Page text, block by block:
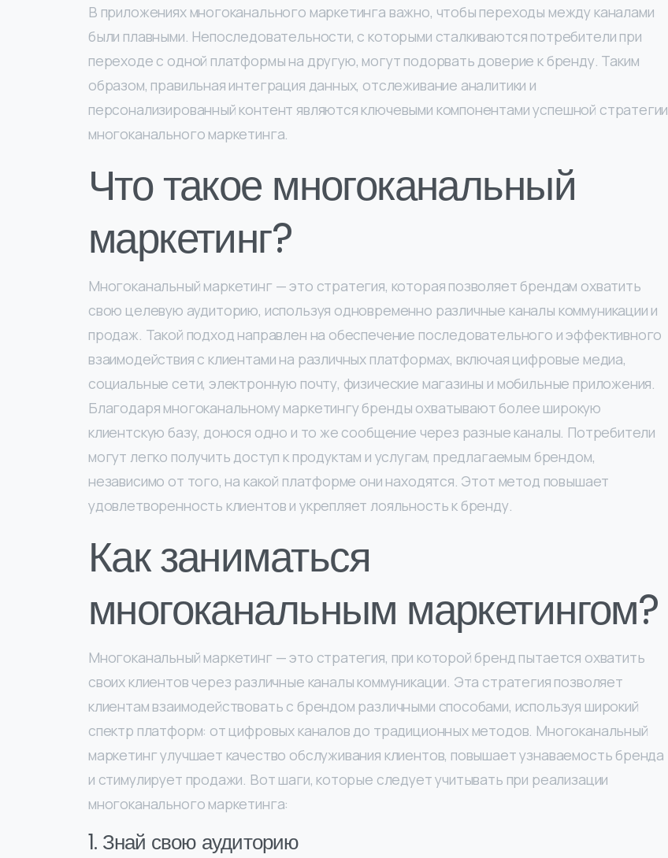
В приложениях многоканального маркетинга важно, чтобы переходы между каналами
были плавными. Непоследовательности, с которыми сталкиваются потребители при
переходе с одной платформы на другую, могут подорвать доверие к бренду. Таким
образом, правильная интеграция данных, отслеживание аналитики и
персонализированный контент являются ключевыми компонентами успешной стратегии
многоканального маркетинга.
Что такое многоканальный
маркетинг?
Многоканальный маркетинг — это стратегия, которая позволяет брендам охватить
свою целевую аудиторию, используя одновременно различные каналы коммуникации и
продаж. Такой подход направлен на обеспечение последовательного и эффективного
взаимодействия с клиентами на различных платформах, включая цифровые медиа,
социальные сети, электронную почту, физические магазины и мобильные приложения.
Благодаря многоканальному маркетингу бренды охватывают более широкую
клиентскую базу, донося одно и то же сообщение через разные каналы. Потребители
могут легко получить доступ к продуктам и услугам, предлагаемым брендом,
независимо от того, на какой платформе они находятся. Этот метод повышает
удовлетворенность клиентов и укрепляет лояльность к бренду.
Как заниматься
многоканальным маркетингом?
Многоканальный маркетинг — это стратегия, при которой бренд пытается охватить
своих клиентов через различные каналы коммуникации. Эта стратегия позволяет
клиентам взаимодействовать с брендом различными способами, используя широкий
спектр платформ: от цифровых каналов до традиционных методов. Многоканальный
маркетинг улучшает качество обслуживания клиентов, повышает узнаваемость бренда
и стимулирует продажи. Вот шаги, которые следует учитывать при реализации
многоканального маркетинга:
1. Знай свою аудиторию